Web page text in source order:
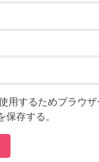
用するためブラウ
保存する。